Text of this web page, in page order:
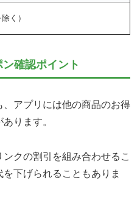
く）
確認ポイント
アプリには他の商品のお得
ります。
クの割引を組み合わせるこ
下げられることもありま